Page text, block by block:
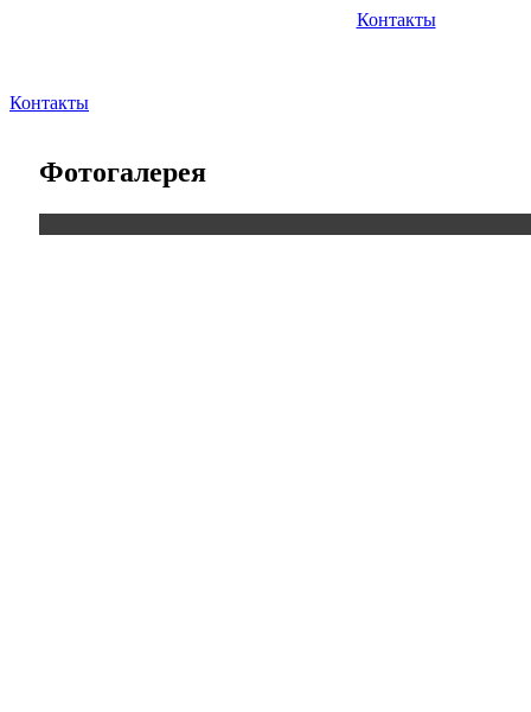
Контакты
Контакты
Фотогалерея